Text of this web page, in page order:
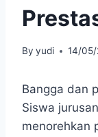
By yudi 14/
Bangga dan
Siswa
menorehkan